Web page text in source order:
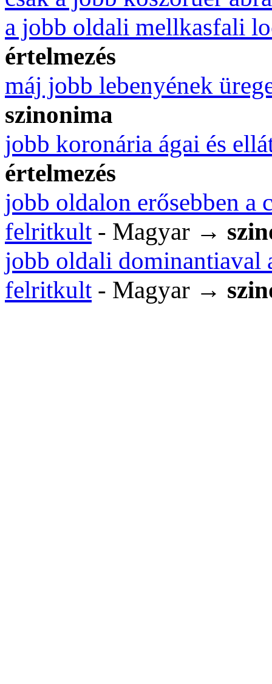
a jobb oldali mellkasfali
értelmezés
máj jobb lebenyének
szinonima
jobb koronária ágai és
értelmezés
jobb oldalon erősebben a
felritkult- Magyar →
jobb oldali dominantiaval
felritkult- Magyar →